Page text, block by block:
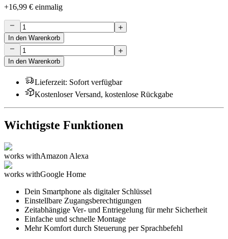
+16,99 € einmalig
In den Warenkorb
In den Warenkorb
Lieferzeit: Sofort verfügbar
Kostenloser Versand, kostenlose Rückgabe
Wichtigste Funktionen
works withAmazon Alexa
works withGoogle Home
Dein Smartphone als digitaler Schlüssel
Einstellbare Zugangsberechtigungen
Zeitabhängige Ver- und Entriegelung für mehr Sicherheit
Einfache und schnelle Montage
Mehr Komfort durch Steuerung per Sprachbefehl